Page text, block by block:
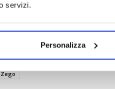
servizi.
Personalizza
Zego